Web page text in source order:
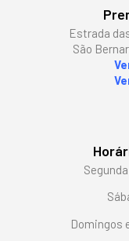
Estrada
São
Domingos